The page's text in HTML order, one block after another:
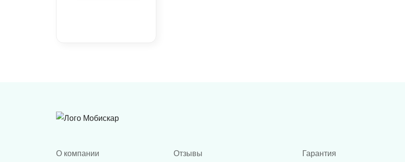
О компании Отзывы Гарантия